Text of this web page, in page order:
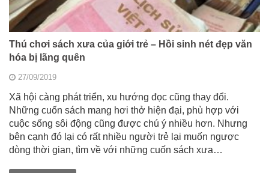
Thú chơi sách xưa của giới trẻ – Hồi sinh nét đẹp văn
hóa bị lãng quên
27/09/2019
Xã hội càng phát triển, xu hướng đọc cũng thay đổi.
Những cuốn sách mang hơi thở hiện đại, phù hợp với
cuộc sống sôi động cũng được chú ý nhiều hơn. Nhưng
bên cạnh đó lại có rất nhiều người trẻ lại muốn ngược
dòng thời gian, tìm về với những cuốn sách xưa…